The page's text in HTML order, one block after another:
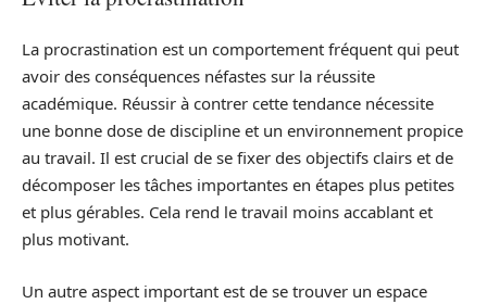
La procrastination est un comportement fréquent qui peut
avoir des conséquences néfastes sur la réussite
académique. Réussir à contrer cette tendance nécessite
une bonne dose de discipline et un environnement propice
au travail. Il est crucial de se fixer des objectifs clairs et de
décomposer les tâches importantes en étapes plus petites
et plus gérables. Cela rend le travail moins accablant et
plus motivant.
Un autre aspect important est de se trouver un espace